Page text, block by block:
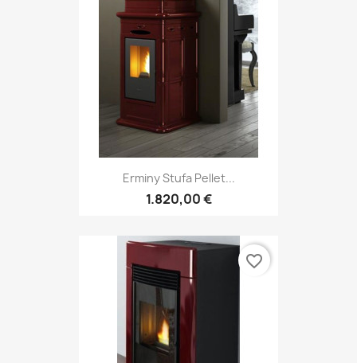
Erminy Stufa Pellet...
1.820,00 €
favorite_border